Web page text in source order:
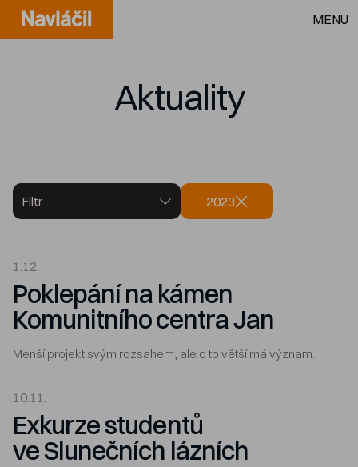
MENU
Aktuality
Filtr 2023
1.12.
Poklepání na kámen
Komunitního centra Jan
Menší projekt svým rozsahem, ale o to větší má význam.
10.11.
Exkurze studentů
ve Slunečních lázních